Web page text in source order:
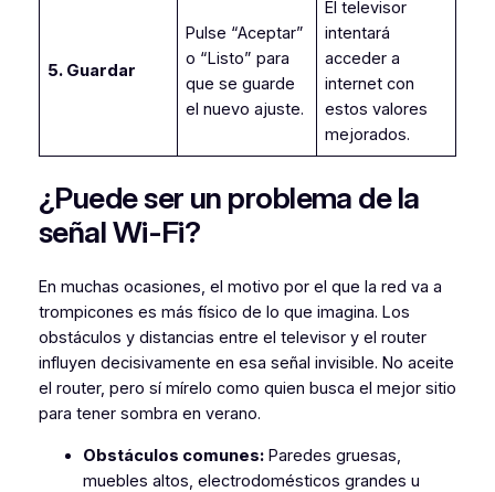
5. Guardar
Pulse “Aceptar”
o “Listo” para
que se guarde
el nuevo ajuste.
El televisor
intentará
acceder a
internet con
estos valores
mejorados.
¿Puede ser un problema de la
señal Wi-Fi?
En muchas ocasiones, el motivo por el que la red va a
trompicones es más físico de lo que imagina. Los
obstáculos y distancias entre el televisor y el router
influyen decisivamente en esa señal invisible. No aceite
el router, pero sí mírelo como quien busca el mejor sitio
para tener sombra en verano.
Obstáculos comunes:Paredes gruesas,
muebles altos, electrodomésticos grandes u